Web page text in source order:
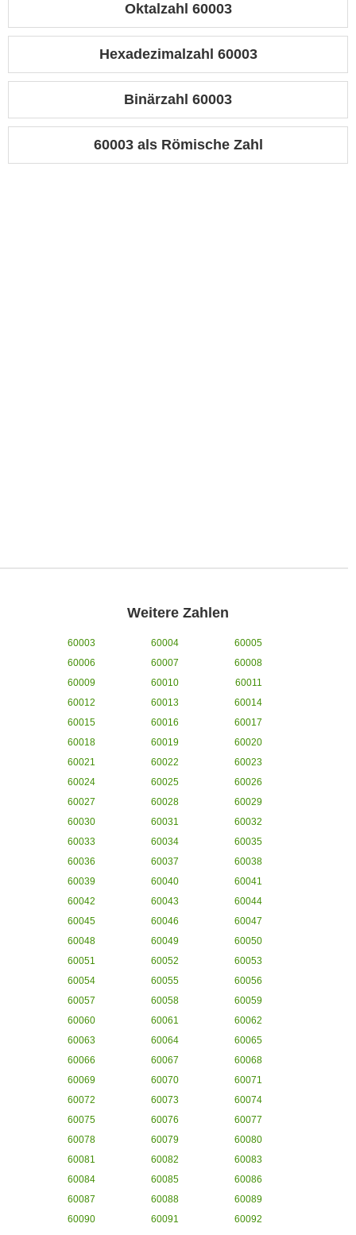
Oktalzahl 60003
Hexadezimalzahl 60003
Binärzahl 60003
60003 als Römische Zahl
Weitere Zahlen
60003 60004
60005
60006
60007
60008
60009
60010
60011
60012
60013
60014
60015
60016
60017
60018
60019
60020
60021
60022
60023
60024
60025
60026
60027
60028
60029
60030
60031
60032
60033
60034
60035
60036
60037
60038
60039
60040
60041
60042
60043
60044
60045
60046
60047
60048
60049
60050
60051
60052
60053
60054
60055
60056
60057
60058
60059
60060
60061
60062
60063
60064
60065
60066
60067
60068
60069
60070
60071
60072
60073
60074
60075
60076
60077
60078
60079
60080
60081
60082
60083
60084
60085
60086
60087
60088
60089
60090
60091
60092